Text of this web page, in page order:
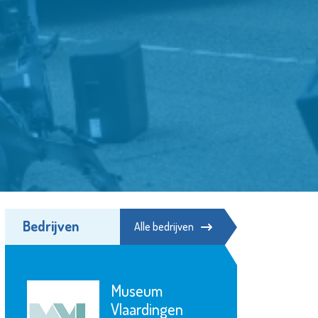
Bedrijven Alle bedrijven
MAES notarissen